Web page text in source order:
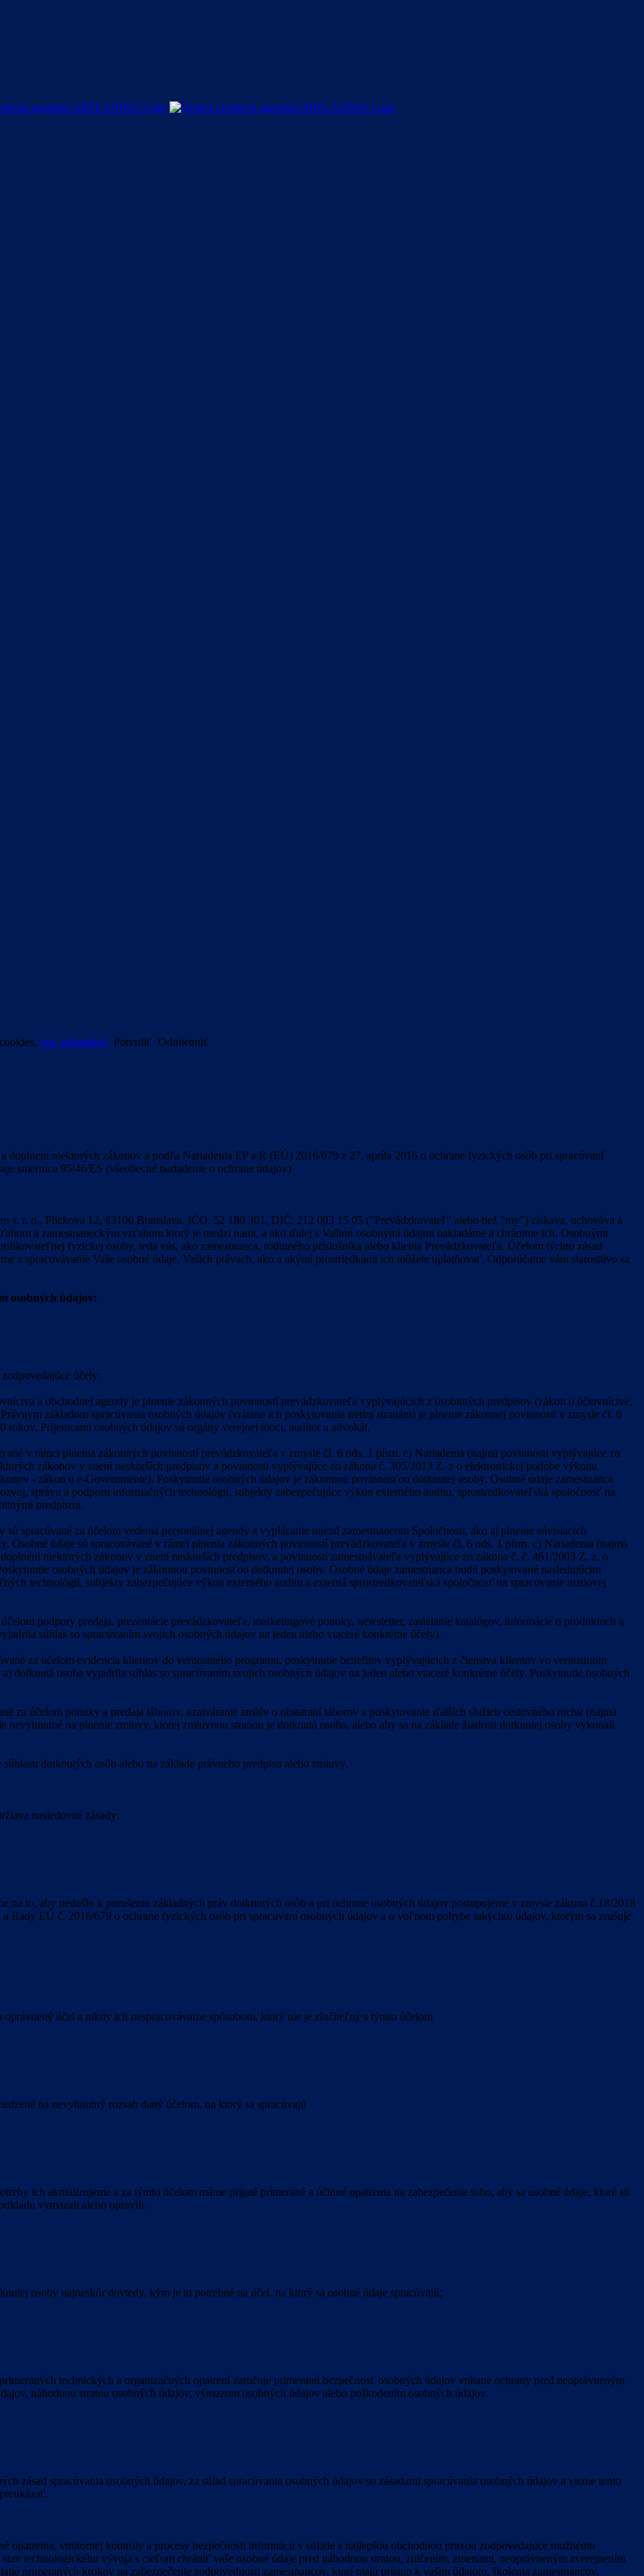
viac informácií Potvrdiť Odmietnúť
doplnení niektorých zákonov a podľa Nariadenia EP a R (EÚ) 2016/679 z 27. apríla 2016 o ochrane fyzických osôb pri spracúvaní
smernica 95/46/ES (všeobecné nariadenie o ochrane údajov)
s. r. o., Plickova 12, 83106 Bratislava, IČO: 52 180 301, DIČ: 212 093 15 05 ("Prevádzkovateľ" alebo tiež "my") získava, uchováva a
a zamestnaneckým vzťahom ktorý je medzi nami, a ako ďalej s Vašimi osobnými údajmi nakladáme a chránime ich. Osobnými
fyzickej osoby, teda vás, ako zamestnanca, rodinného príslušníka alebo klienta Prevádzkovateľa. Účelom týchto zásad
a spracovávame Vaše osobné údaje, Vašich právach, ako a akými prostriedkami ich môžete uplatňovať. Odporúčame vám starostlivo sa
osobných údajov:
účely:
a obchodnej agendy je plnenie zákonných povinností prevádzkovateľa vyplývajúcich z osobitných predpisov (zákon o účtovníctve,
základom spracúvania osobných údajov (vrátane ich poskytovania tretím stranám) je plnenie zákonnej povinnosti v zmysle čl. 6
Príjemcami osobných údajov sú orgány verejnej moci, audítor a advokát.
v rámci plnenia zákonných povinností prevádzkovateľa v zmysle čl. 6 ods. 1 písm. c) Nariadenia (najmä povinnosti vyplývajúce zo
zákonov v znení neskorších predpisov a povinnosti vyplývajúce zo zákona č. 305/2013 Z. z o elektronickej podobe výkonu
- zákon o e-Governmente). Poskytnutie osobných údajov je zákonnou povinnosťou dotknutej osoby. Osobné údaje zamestnanca
správu a podporu informačných technológií, subjekty zabezpečujúce výkon externého auditu, sprostredkovateľská spoločnosť na
predpismi.
spracúvané za účelom vedenia personálnej agendy a vyplácanie miezd zamestnancom Spoločnosti, ako aj plnenie súvisiacich
údaje sú spracovávané v rámci plnenia zákonných povinností prevádzkovateľa v zmysle čl. 6 ods. 1 písm. c) Nariadenia (najmä
niektorých zákonov v znení neskorších predpisov, a povinností zamestnávateľa vyplývajúce zo zákona č. č. 461/2003 Z. z. o
osobných údajov je zákonnou povinnosťou dotknutej osoby. Osobné údaje zamestnanca budú poskytované nasledujúcim
technológií, subjekty zabezpečujúce výkon externého auditu a externá sprostredkovateľská spoločnosť na spracovanie mzdovej
podpory predaja, prezentácie prevádzkovateľa, marketingové ponuky, newsletter, zasielanie katalógov, informácie o produktoch a
súhlas so spracúvaním svojich osobných údajov na jeden alebo viaceré konkrétne účely).
za účelom evidencia klientov do vernostného programu, poskytnutie benefitov vyplývajúcich z členstva klientov vo vernostnom
dotknutá osoba vyjadrila súhlas so spracúvaním svojich osobných údajov na jeden alebo viaceré konkrétne účely. Poskytnutie osobných
za účelom ponuky a predaja táborov, uzatváranie zmlúv o obstaraní táborov a poskytovanie ďalších služieb cestovného ruchu (najmä
nevyhnutné na plnenie zmluvy, ktorej zmluvnou stranou je dotknutá osoba, alebo aby sa na základe žiadosti dotknutej osoby vykonali
dotknutých osôb alebo na základe právneho predpisu alebo zmluvy.
nasledovné zásady:
na to, aby nedošlo k porušeniu základných práv dotknutých osôb a pri ochrane osobných údajov postupujeme v zmysle zákona č.18/2018
Rady EÚ č. 2016/679 o ochrane fyzických osôb pri spracúvaní osobných údajov a o voľnom pohybe takýchto údajov, ktorým sa zrušuje
účel a nikdy ich nespracovávame spôsobom, ktorý nie je zlučiteľný s týmto účelom
na nevyhnutný rozsah daný účelom, na ktorý sa spracúvajú
ich aktualizujeme a za týmto účelom máme prijaté primerané a účinné opatrenia na zabezpečenie toho, aby sa osobné údaje, ktoré sú
vymazali alebo opravili.
osoby najneskôr dovtedy, kým je to potrebné na účel, na ktorý sa osobné údaje spracúvajú;
technických a organizačných opatrení zaručuje primeranú bezpečnosť osobných údajov vrátane ochrany pred neoprávneným
náhodnou stratou osobných údajov, výmazom osobných údajov alebo poškodením osobných údajov.
zásad spracúvania osobných údajov, za súlad spracúvania osobných údajov so zásadami spracúvania osobných údajov a vieme tento
opatrenia, vnútornej kontroly a procesy bezpečnosti informácií v súlade s najlepšou obchodnou praxou zodpovedajúce možnému
technologického vývoja s cieľom chrániť vaše osobné údaje pred náhodnou stratou, zničením, zmenami, neoprávneným zverejnením
primeraných krokov na zabezpečenie zodpovednosti zamestnancov, ktorí majú prístup k vašim údajom, školenia zamestnancov,